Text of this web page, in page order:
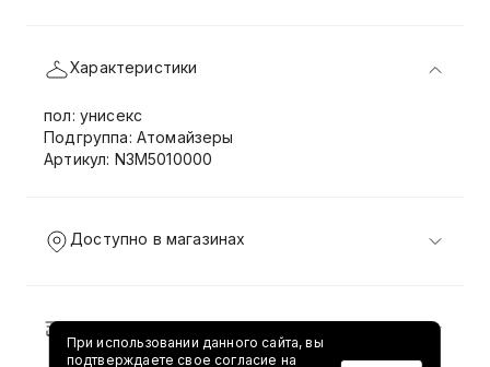
Характеристики
пол: унисекс
Подгруппа: Атомайзеры
Артикул: N3M5010000
Доступно в магазинах
Доставка и возврат
При использовании данного сайта, вы
подтверждаете свое согласие на